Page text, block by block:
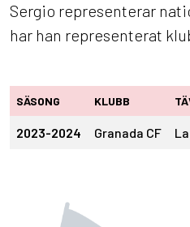
Sergio representerar
har han representerat
SÄSONG KLUBB
2023-2024 Granada CF